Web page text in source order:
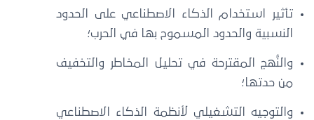
تأثير استخدام الذكاء الاصطناعي على الحدود
النسبية والحدود المسموح بها في الحرب؛
والنُّهج المقترحة في تحليل المخاطر والتخفيف
من حدتها؛
والتوجيه التشغيلي لأنظمة الذكاء الاصطناعي